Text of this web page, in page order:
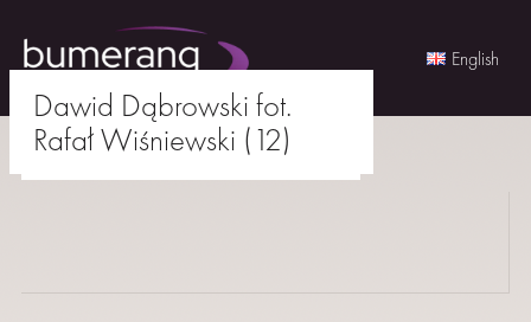
AKTORKI
English
content
agencjabumerang@gmail.com
Dawid Dąbrowski fot.
Rafał Wiśniewski (12)